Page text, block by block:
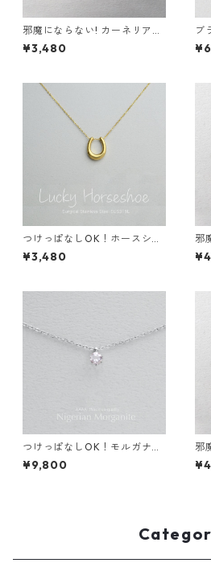
邪魔にならない! カーネリアン
イヤリング AAA サージカルス
テンレス 金属アレルギー スキ
¥3,480
ブ
ト
レ
つけっぱなしOK！ホースシュ
ー ネックレス サージカルステ
ンレス 金属アレルギー スキン
¥3,480
邪
ヤ
ン
つけっぱなしOK！モルガナイ
ト AAAA 一粒ネックレス 金属
アレルギー対応 サージカルス
¥9,800
邪
ア
レ